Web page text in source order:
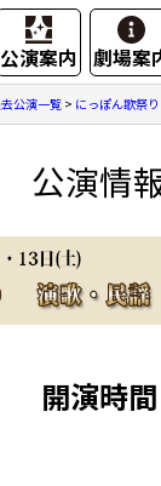
公演案内 劇場案
公演一覧 > にっぽん歌祭
公演情
開演時間